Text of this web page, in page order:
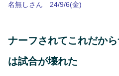
名無しさん 24/9/6(金)
ナーフされてこれだか
は試合が壊れた